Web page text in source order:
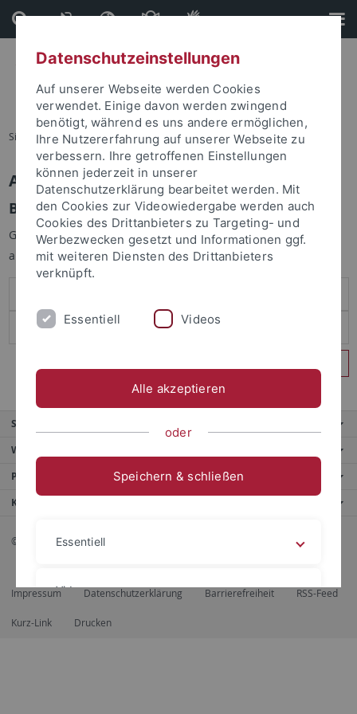
Direkt
zum
Inhalt
Direkt
zur
Fußleiste
Sie sind hier: Startseite
Anmelden
Benutzeranmeldung
Geben Sie Ihren Benutzernamen und Ihr Passwort an um sich
anzumelden:
Service
Weitere Angebote
Portale
Kontaktinfo
© 2026 Eberhard Karls Universität Tübingen, Tübingen
Impressum Datenschutzerklärung Barrierefreiheit RSS-Feed
Kurz-Link Drucken
Datenschutzeinstellungen
Auf unserer Webseite werden Cookies
verwendet. Einige davon werden zwingend
benötigt, während es uns andere ermöglichen,
Ihre Nutzererfahrung auf unserer Webseite zu
verbessern. Ihre getroffenen Einstellungen
können jederzeit in unserer
Datenschutzerklärung bearbeitet werden. Mit
den Cookies zur Videowiedergabe werden auch
Cookies des Drittanbieters zu Targeting- und
Werbezwecken gesetzt und Informationen ggf.
mit weiteren Diensten des Drittanbieters
verknüpft.
Essentiell Videos
Alle akzeptieren
oder
Speichern & schließen
Essentiell
Videos